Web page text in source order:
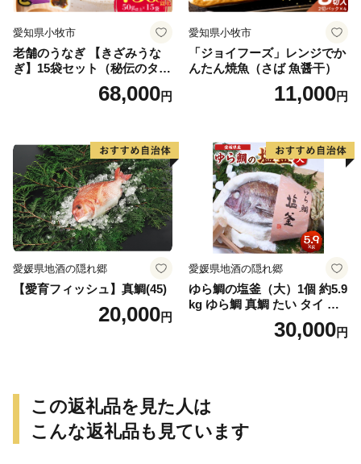
愛知県小牧市
老舗のうなぎ 【きざみうな
ぎ】15袋セット（秘伝のタレ
68,000円
愛知県小牧市
「ジョイフーズ」レンジでか
んたん焼魚（さば 魚醤干）
11,000円
愛媛県地酒の隠れ郷
【愛育フィッシュ】真鯛(45)
20,000円
愛媛県地酒の隠れ郷
ゆら鯛の塩釜（大）1個 約5.9
kg ゆら鯛 真鯛 たい タイ 鯛
塩釜焼き 塩釜 魚 魚介類 海鮮
祝い事 お祝い ハレの日 食品
30,000円
この返礼品を見た人は
こんな返礼品も見ています